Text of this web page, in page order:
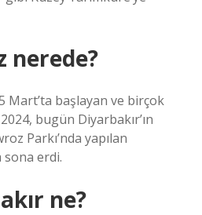
nerede?
Mart’ta başlayan ve birçok
bugün Diyarbakır’ın
Parkı’nda yapılan
erdi.
ne?